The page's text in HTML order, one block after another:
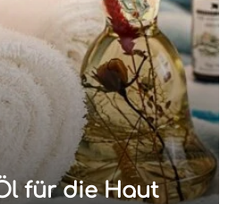
für die Haut